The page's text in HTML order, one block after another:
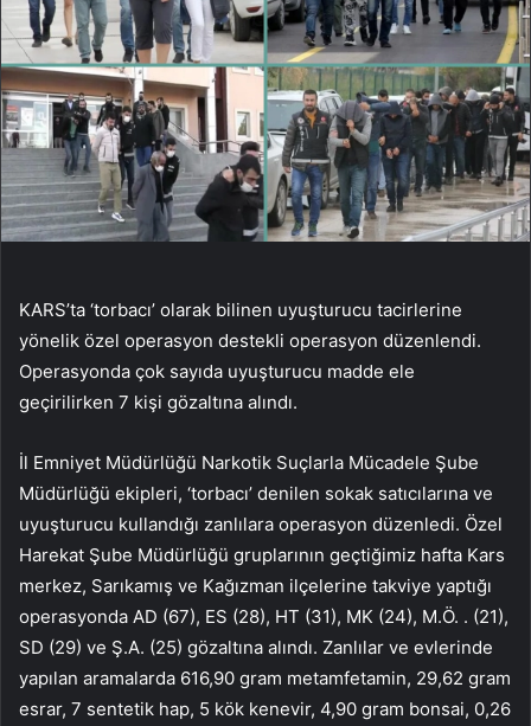
KARS’ta ‘torbacı’ olarak bilinen uyuşturucu tacirlerine
yönelik özel operasyon destekli operasyon düzenlendi.
Operasyonda çok sayıda uyuşturucu madde ele
geçirilirken 7 kişi gözaltına alındı.
İl Emniyet Müdürlüğü Narkotik Suçlarla Mücadele Şube
Müdürlüğü ekipleri, ‘torbacı’ denilen sokak satıcılarına ve
uyuşturucu kullandığı zanlılara operasyon düzenledi. Özel
Harekat Şube Müdürlüğü gruplarının geçtiğimiz hafta Kars
merkez, Sarıkamış ve Kağızman ilçelerine takviye yaptığı
operasyonda AD (67), ES (28), HT (31), MK (24), M.Ö. . (21),
SD (29) ve Ş.A. (25) gözaltına alındı. Zanlılar ve evlerinde
yapılan aramalarda 616,90 gram metamfetamin, 29,62 gram
esrar, 7 sentetik hap, 5 kök kenevir, 4,90 gram bonsai, 0,26